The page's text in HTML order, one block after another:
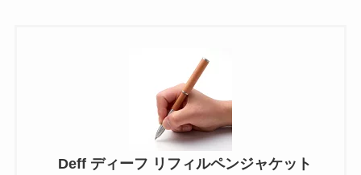
Deff ディーフ リフィルペンジャケット